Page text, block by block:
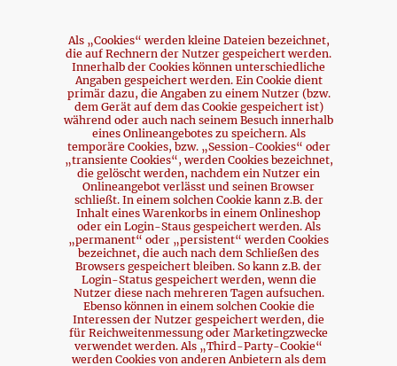
Als „Cookies“ werden kleine Dateien bezeichnet,
die auf Rechnern der Nutzer gespeichert werden.
Innerhalb der Cookies können unterschiedliche
Angaben gespeichert werden. Ein Cookie dient
primär dazu, die Angaben zu einem Nutzer (bzw.
dem Gerät auf dem das Cookie gespeichert ist)
während oder auch nach seinem Besuch innerhalb
eines Onlineangebotes zu speichern. Als
temporäre Cookies, bzw. „Session-Cookies“ oder
„transiente Cookies“, werden Cookies bezeichnet,
die gelöscht werden, nachdem ein Nutzer ein
Onlineangebot verlässt und seinen Browser
schließt. In einem solchen Cookie kann z.B. der
Inhalt eines Warenkorbs in einem Onlineshop
oder ein Login-Staus gespeichert werden. Als
„permanent“ oder „persistent“ werden Cookies
bezeichnet, die auch nach dem Schließen des
Browsers gespeichert bleiben. So kann z.B. der
Login-Status gespeichert werden, wenn die
Nutzer diese nach mehreren Tagen aufsuchen.
Ebenso können in einem solchen Cookie die
Interessen der Nutzer gespeichert werden, die
für Reichweitenmessung oder Marketingzwecke
verwendet werden. Als „Third-Party-Cookie“
werden Cookies von anderen Anbietern als dem